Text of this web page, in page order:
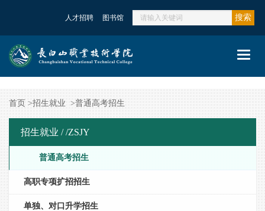
人才招聘 图书馆 搜索
首页 >招生就业 >普通高考招生
招生就业 //ZSJY
普通高考招生
高职专项扩招招生
单独、对口升学招生